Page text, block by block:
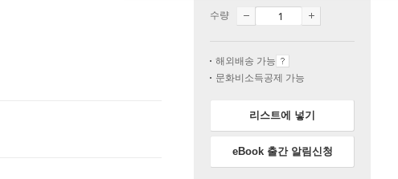
수량
해외배송 가능
문화비소득공제 가능
리스트에 넣기
eBook 출간 알림신청